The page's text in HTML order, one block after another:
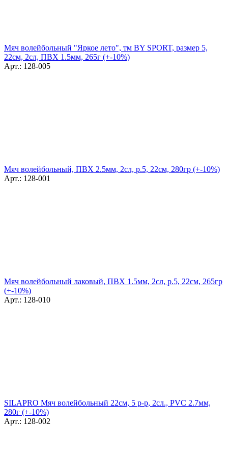
Мяч волейбольный "Яркое лето", тм BY SPORT, размер 5,
22см, 2сл, ПВХ 1.5мм, 265г (+-10%)
Арт.: 128-005
Мяч волейбольный, ПВХ 2.5мм, 2сл, р.5, 22см, 280гр (+-10%)
Арт.: 128-001
Мяч волейбольный лаковый, ПВХ 1.5мм, 2сл, р.5, 22см, 265гр
(+-10%)
Арт.: 128-010
SILAPRO Мяч волейбольный 22см, 5 р-р, 2сл., PVC 2.7мм,
280г (+-10%)
Арт.: 128-002